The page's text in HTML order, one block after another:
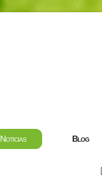
Noticias Blog